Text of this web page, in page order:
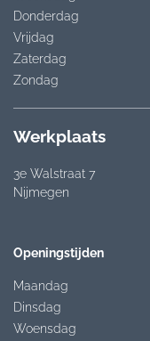
Donderdag
Vrijdag
Zaterdag
Zondag
Werkplaats
3e Walstraat 7
Nijmegen
Openingstijden
Maandag
Dinsdag
Woensdag